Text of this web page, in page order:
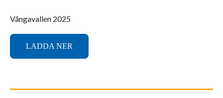
Vångavallen 2025
LADDA NER